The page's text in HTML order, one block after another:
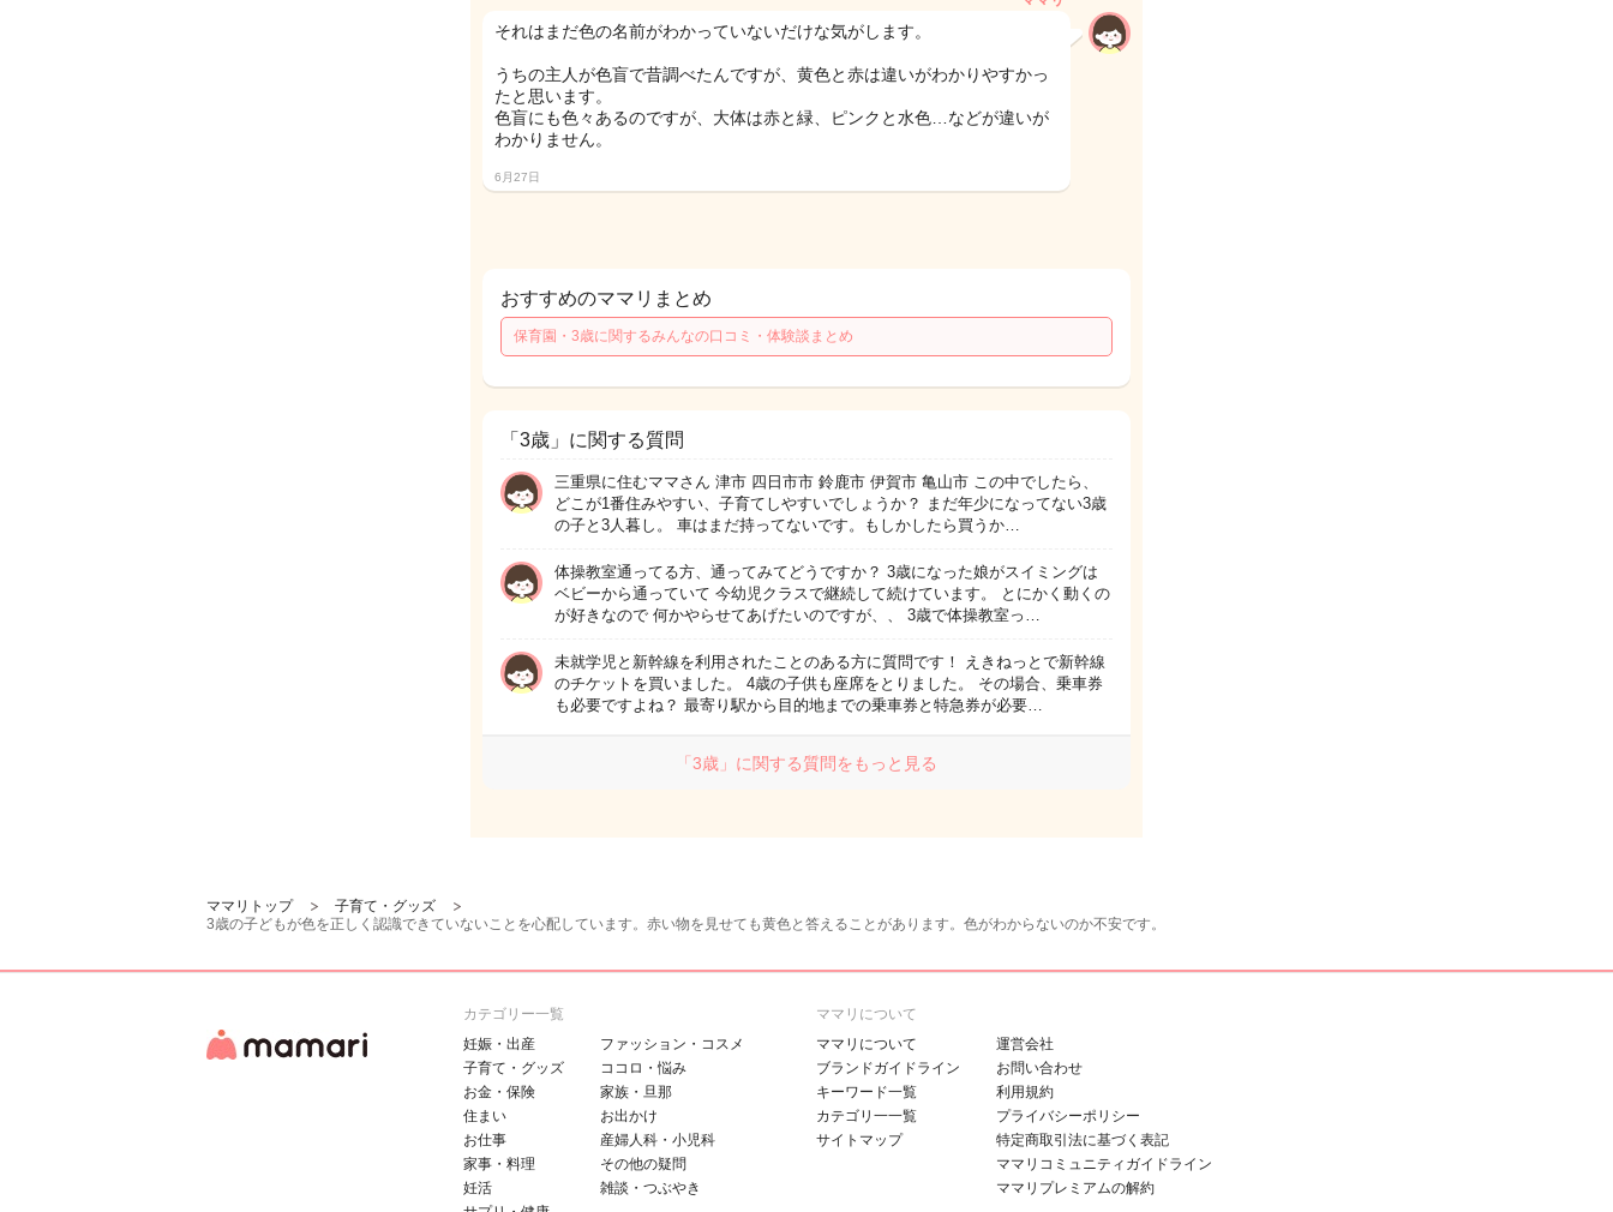
それはまだ色の名前がわかっていないだけな気がします。
うちの主人が色盲で昔調べたんですが、黄色と赤は違いがわかりやすかっ
たと思います。
色盲にも色々あるのですが、大体は赤と緑、ピンクと水色…などが違いが
わかりません。
6月27日
おすすめのママリまとめ
保育園・3歳に関するみんなの口コミ・体験談まとめ
「3歳」に関する質問
三重県に住むママさん 津市 四日市市 鈴鹿市 伊賀市 亀山市 この中でしたら、
どこが1番住みやすい、子育てしやすいでしょうか？ まだ年少になってない3歳
の子と3人暮し。 車はまだ持ってないです。もしかしたら買うか…
体操教室通ってる方、通ってみてどうですか？ 3歳になった娘がスイミングは
ベビーから通っていて 今幼児クラスで継続して続けています。 とにかく動くの
が好きなので 何かやらせてあげたいのですが、、 3歳で体操教室っ…
未就学児と新幹線を利用されたことのある方に質問です！ えきねっとで新幹線
のチケットを買いました。 4歳の子供も座席をとりました。 その場合、乗車券
も必要ですよね？ 最寄り駅から目的地までの乗車券と特急券が必要…
「3歳」に関する質問をもっと見る
ママリトップ
子育て・グッズ
3歳の子どもが色を正しく認識できていないことを心配しています。赤い物を見せても黄色と答えることがあります。色がわからないのか不安です。
カテゴリー一覧
妊娠・出産
子育て・グッズ
お金・保険
住まい
お仕事
家事・料理
妊活
ファッション・コスメ
ココロ・悩み
家族・旦那
お出かけ
産婦人科・小児科
その他の疑問
雑談・つぶやき
ママリについて
ママリについて
ブランドガイドライン
キーワード一覧
カテゴリ一一覧
サイトマップ
運営会社
お問い合わせ
利用規約
プライバシーポリシー
特定商取引法に基づく表記
ママリコミュニティガイドライン
ママリプレミアムの解約